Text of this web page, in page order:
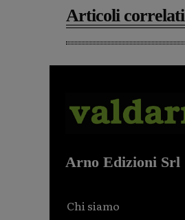
Articoli correlati
Arno Edizioni Srl
Chi siamo